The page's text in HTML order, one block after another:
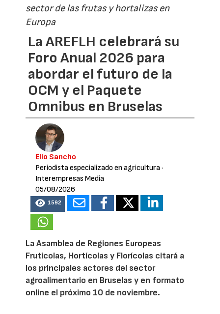
sector de las frutas y hortalizas en
Europa
La AREFLH celebrará su
Foro Anual 2026 para
abordar el futuro de la
OCM y el Paquete
Omnibus en Bruselas
Elio Sancho
Periodista especializado en agricultura·
Interempresas Media
05/08/2026
1592
La Asamblea de Regiones Europeas
Frutícolas, Hortícolas y Florícolas citará a
los principales actores del sector
agroalimentario en Bruselas y en formato
online el próximo 10 de noviembre.